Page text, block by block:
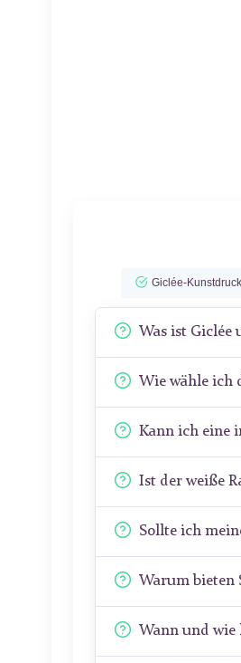
Giclée-
Was ist Giclée
Wie wähle ich
Kann ich eine
Ist der weiße
Sollte ich
Warum bieten
Wann und wie